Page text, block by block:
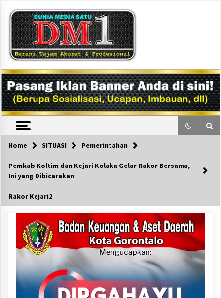
content
DM1
Home SITUASI Pemerintahan
Pemkab Koltim dan Kejari Kolaka Gelar Rakor Bersama,
Ini yang Dibicarakan
Rakor Kejari2